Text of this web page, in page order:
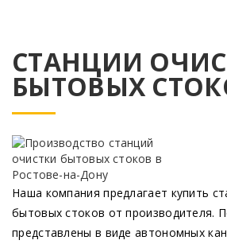
СТАНЦИИ
БЫТОВЫХ
Наша компания предлагает купить
бытовых стоков от производителя.
представлены в виде автономных